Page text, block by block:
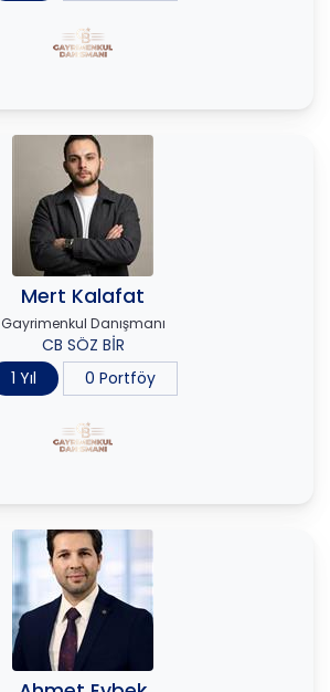
Mert Kalafat
Gayrimenkul Danışmanı
CB SÖZ BİR
1 Yıl
0 Portföy